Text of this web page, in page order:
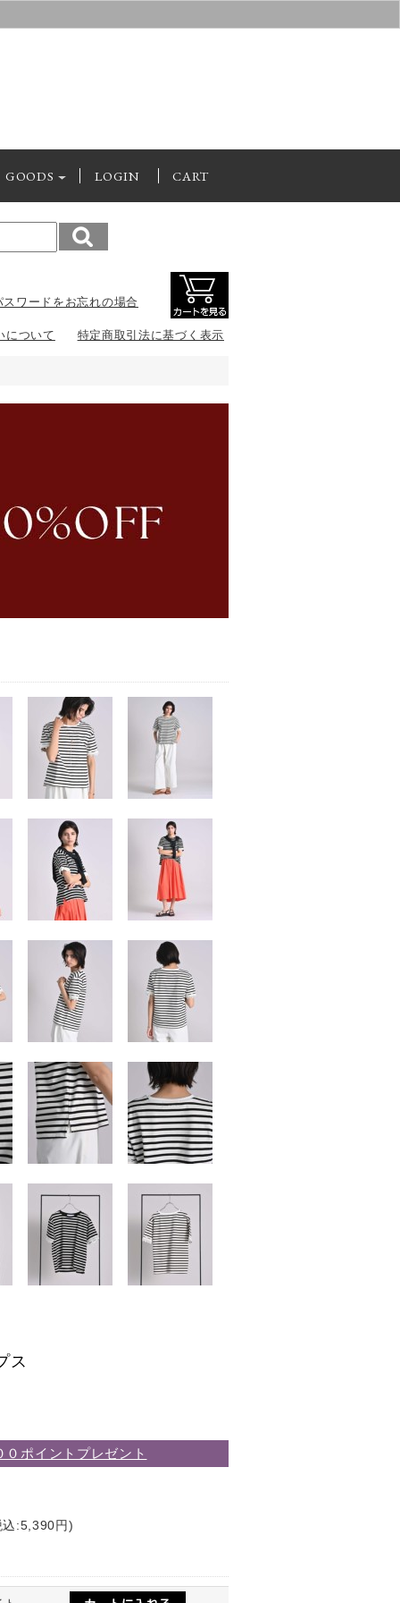
GOODS LOGIN CART
スワードをお忘れの場合
について 特定商取引法に基づく表示
ス
０ポイントプレゼント
込:5,390円)